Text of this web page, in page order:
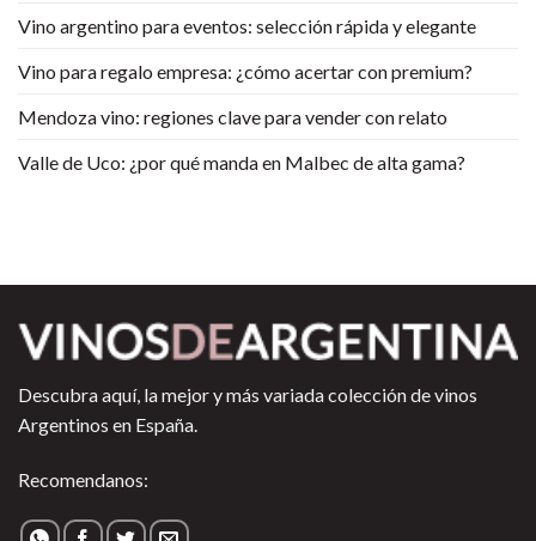
Vino argentino para eventos: selección rápida y elegante
Vino para regalo empresa: ¿cómo acertar con premium?
Mendoza vino: regiones clave para vender con relato
Valle de Uco: ¿por qué manda en Malbec de alta gama?
Descubra aquí, la mejor y más variada colección de vinos
Argentinos en España.
Recomendanos: